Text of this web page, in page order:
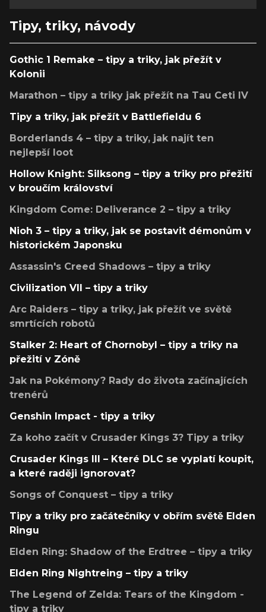
Tipy, triky, návody
Gothic 1 Remake – tipy a triky, jak přežít v
Kolonii
Marathon – tipy a triky jak přežít na Tau Ceti IV
Tipy a triky, jak přežít v Battlefieldu 6
Borderlands 4 – tipy a triky, jak najít ten
nejlepší loot
Hollow Knight: Silksong – tipy a triky pro přežití
v broučím království
Kingdom Come: Deliverance 2 – tipy a triky
Nioh 3 – tipy a triky, jak se postavit démonům v
historickém Japonsku
Assassin's Creed Shadows – tipy a triky
Civilization VII – tipy a triky
Arc Raiders – tipy a triky, jak přežít ve světě
smrtících robotů
Stalker 2: Heart of Chornobyl – tipy a triky na
přežití v Zóně
Jak na Pokémony? Rady do života začínajících
trenérů
Genshin Impact - tipy a triky
Za koho začít v Crusader Kings 3? Tipy a triky
Crusader Kings III – Které DLC se vyplatí koupit,
a které raději ignorovat?
Songs of Conquest – tipy a triky
Tipy a triky pro začátečníky v obřím světě Elden
Ringu
Elden Ring: Shadow of the Erdtree – tipy a triky
Elden Ring Nightreing – tipy a triky
The Legend of Zelda: Tears of the Kingdom -
tipy a triky